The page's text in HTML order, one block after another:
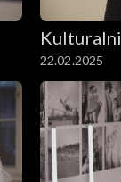
Kulturalni
22.02.2025